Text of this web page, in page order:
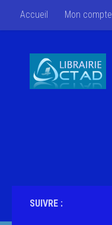
Skip to content
Accueil Mon compte
SUIVRE :